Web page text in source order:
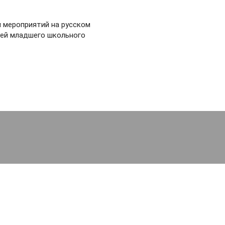
на русском
младшего школьного